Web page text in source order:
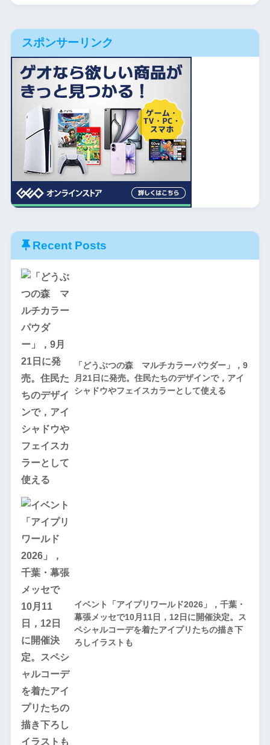
スポンサーリンク
Recent Posts
「どうぶつの森 マルチカラーパウダー」，9
月21日に発売。住民たちのデザインで，アイ
シャドウやフェイスカラーとして使える
イベント「アイプリワールド2026」，千葉・
幕張メッセで10月11日，12日に開催決定。ス
ペシャルコーデを着たアイプリたちの描き下
ろしイラストも